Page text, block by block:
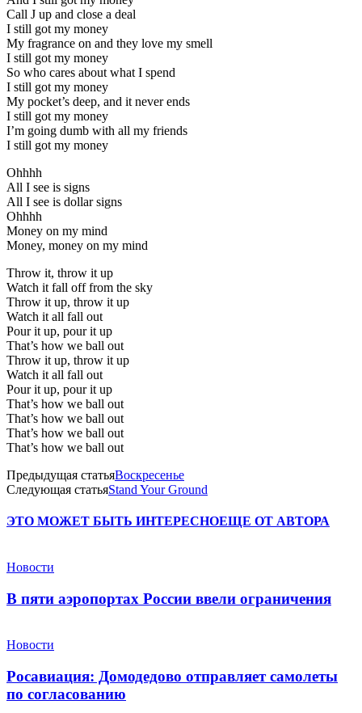
Call J up and close a deal
I still got my money
My fragrance on and they love my smell
I still got my money
So who cares about what I spend
I still got my money
My pocket’s deep, and it never ends
I still got my money
I’m going dumb with all my friends
I still got my money
Ohhhh
All I see is signs
All I see is dollar signs
Ohhhh
Money on my mind
Money, money on my mind
Throw it, throw it up
Watch it fall off from the sky
Throw it up, throw it up
Watch it all fall out
Pour it up, pour it up
That’s how we ball out
Throw it up, throw it up
Watch it all fall out
Pour it up, pour it up
That’s how we ball out
That’s how we ball out
That’s how we ball out
That’s how we ball out
Предыдущая статьяВоскресенье
Следующая статьяStand Your Ground
ЭТО МОЖЕТ БЫТЬ ИНТЕРЕСНОЕЩЕ ОТ АВТОРА
Новости
В пяти аэропортах России ввели ограничения
Новости
Росавиация: Домодедово отправляет самолеты
по согласованию